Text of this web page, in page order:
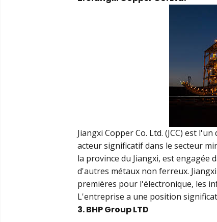
Jiangxi Copper Co. Ltd. (JCC) est
acteur significatif dans le secteur
la province du Jiangxi, est engagée
d'autres métaux non ferreux.
premières pour l'électronique, les
L'entreprise a une position
3. BHP Group LTD